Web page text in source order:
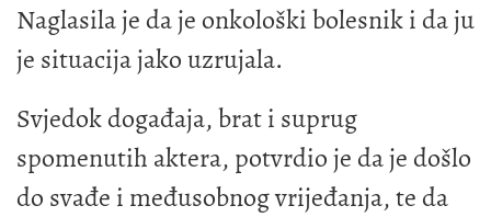
Naglasila je da je onkološki bolesnik i da ju
je situacija jako uzrujala.
Svjedok događaja, brat i suprug
spomenutih aktera, potvrdio je da je došlo
do svađe i međusobnog vrijeđanja, te da